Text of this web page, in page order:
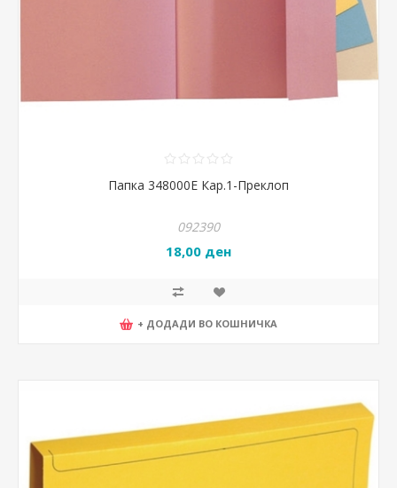
Папка 348000Е Кар.1-Преклоп
092390
18,00 ден
+ ДОДАДИ ВО КОШНИЧКА